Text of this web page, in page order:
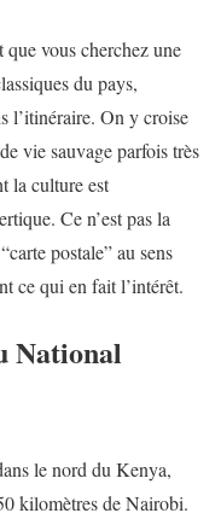
vous cherchez une
du pays,
l’itinéraire. On y croise
vie sauvage parfois très
la culture est
Ce n’est pas la
postale” au sens
ce qui en fait l’intérêt.
National
le nord du Kenya,
kilomètres de Nairobi.